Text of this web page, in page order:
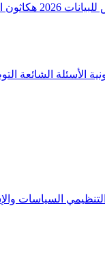
2026 هكاثون
الأسئلة الشائعة
السياسات